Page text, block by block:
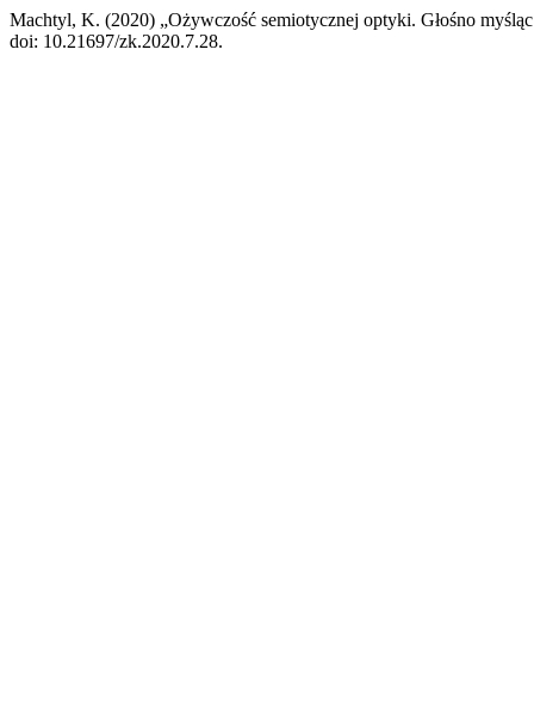
Machtyl, K. (2020) „Ożywczość semiotycznej optyki. Głośno
doi: 10.21697/zk.2020.7.28.